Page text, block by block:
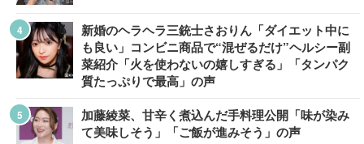
新婚のヘラヘラ三銃士さおりん「ダイエット中に
も良い」コンビニ商品で“混ぜるだけ”ヘルシー副
菜紹介「火を使わないの嬉しすぎる」「タンパク
質たっぷりで最高」の声
加藤綾菜、甘辛く煮込んだ手料理公開「味が染み
て美味しそう」「ご飯が進みそう」の声